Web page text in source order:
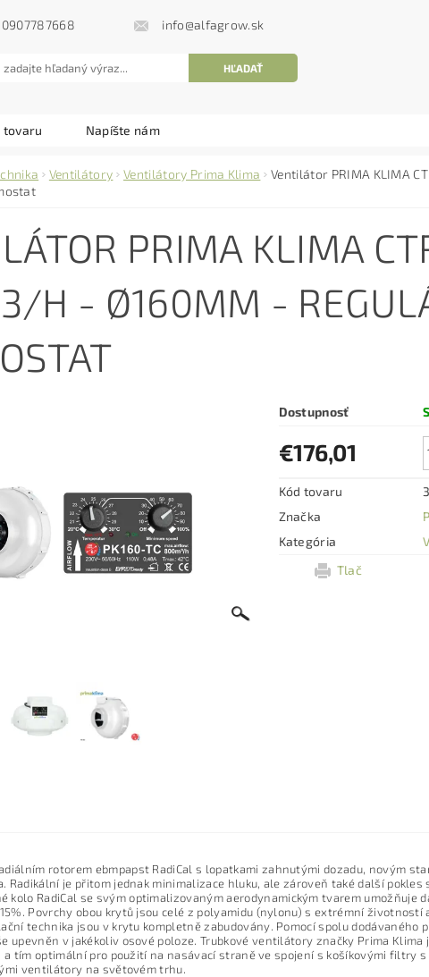
0907787668 info@alfagrow.sk
tovaru Napíšte nám
Ventilátory Ventilátory Prima Klima
Ventilátor PRIMA KLIMA
PRIMA KLIMA
H - Ø160MM -
Dostupnosť
€176,01
Kód tovaru
Značka
Kategória
Tlač
rotorem ebmpapst RadiCal s lopatkami zahnutými dozadu, novým
Radikální je přitom jednak minimalizace hluku, ale zároveň také další pokles
kolo RadiCal se svým optimalizovaným aerodynamickým tvarem umožňuje
Povrchy obou krytů jsou celé z polyamidu (nylonu) s extrémní životností
technika jsou v krytu kompletně zabudovány. Pomocí spolu dodávaného
upevněn v jakékoliv osové poloze. Trubkové ventilátory značky Prima
tím optimální pro použití na nasávací straně ve spojení s košíkovými filtry
ventilátory na světovém trhu.